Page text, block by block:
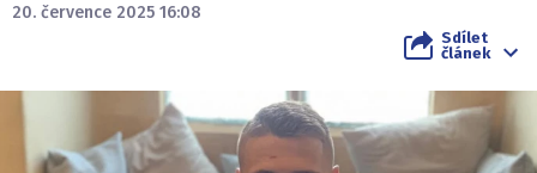
20. července 2025 16:08
Sdílet
článek